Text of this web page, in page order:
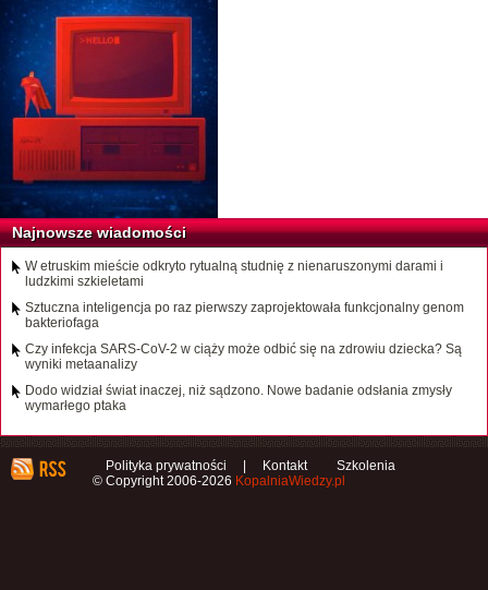
Najnowsze wiadomości
W etruskim mieście odkryto rytualną studnię z nienaruszonymi darami i
ludzkimi szkieletami
Sztuczna inteligencja po raz pierwszy zaprojektowała funkcjonalny genom
bakteriofaga
Czy infekcja SARS-CoV-2 w ciąży może odbić się na zdrowiu dziecka? Są
wyniki metaanalizy
Dodo widział świat inaczej, niż sądzono. Nowe badanie odsłania zmysły
wymarłego ptaka
Polityka prywatności Kontakt
Szkolenia
© Copyright 2006-2026 KopalniaWiedzy.pl